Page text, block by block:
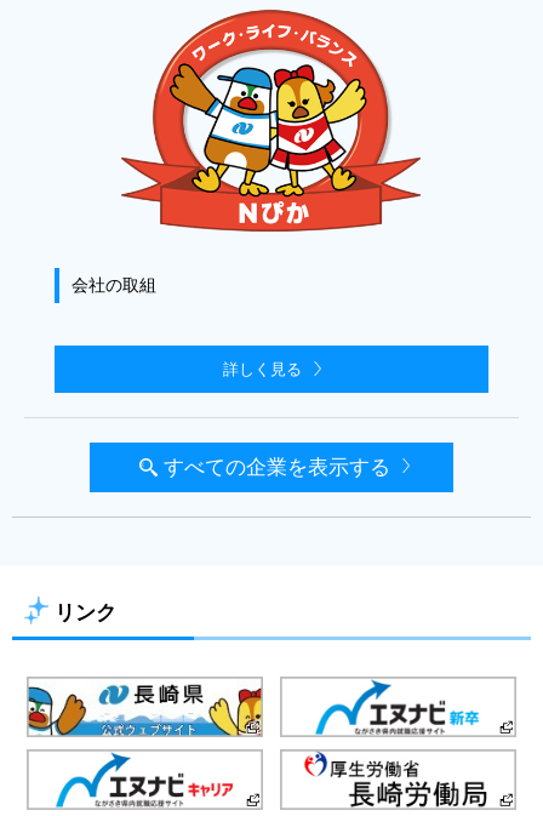
会社の取組
詳しく見る
すべての企業を表示する
リンク